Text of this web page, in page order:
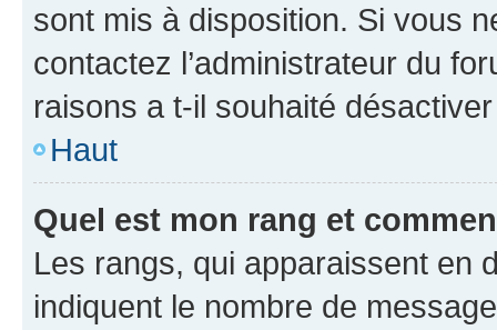
sont mis à disposition. Si vous
contactez l’administrateur du
raisons a t-il souhaité
Haut
Quel est mon rang et
Les rangs, qui apparaissent en
indiquent le nombre de